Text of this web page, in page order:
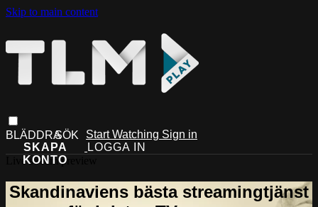
Skip to main content
Start Watching Sign in
Live stream preview